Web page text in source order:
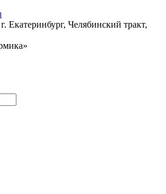
Екатеринбург, Челябинский тракт,